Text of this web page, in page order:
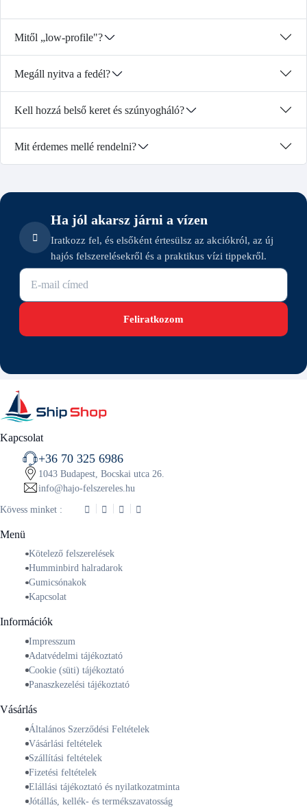
Mitől „low-profile"?
Megáll nyitva a fedél?
Kell hozzá belső keret és szúnyogháló?
Mit érdemes mellé rendelni?
Ha jól akarsz járni a vízen
Iratkozz fel, és elsőként értesülsz az akciókról, az új
hajós felszerelésekről és a praktikus vízi tippekről.
E-mail cím
Feliratkozom
Kapcsolat
+36 70 325 6986
1043 Budapest, Bocskai utca 26.
info@hajo-felszereles.hu
Kövess minket :
Menü
Kötelező felszerelések
Humminbird halradarok
Gumicsónakok
Kapcsolat
Információk
Impresszum
Adatvédelmi tájékoztató
Cookie (süti) tájékoztató
Panaszkezelési tájékoztató
Vásárlás
Általános Szerződési Feltételek
Vásárlási feltételek
Szállítási feltételek
Fizetési feltételek
Elállási tájékoztató és nyilatkozatminta
Jótállás, kellék- és termékszavatosság